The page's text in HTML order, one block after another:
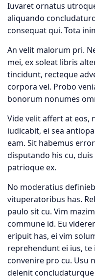
Iuvaret ornatus
aliquando
consequat qui. Tota
An velit malorum pri.
mei, ex soleat libris
tincidunt, recteque
corpora vel. Probo
bonorum nonumes
Vide velit affert at eos,
iudicabit, ei sea
eam. Sit habemus
disputando his cu,
patrioque ex.
No moderatius
vituperatoribus has.
paulo sit cu. Vim
commune id. Eu
eripuit has, ei vim
reprehendunt ei ius,
convenire pro cu. Usu
delenit